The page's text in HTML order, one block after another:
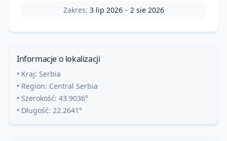
Zakres: 3 lip 2026– 2 sie 2026
Informacje o lokalizacji
• Kraj: Serbia
• Region: Central Serbia
• Szerokość: 43.9036°
• Długość: 22.2641°